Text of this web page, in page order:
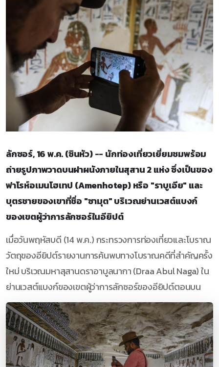
ลักซอร์, 16 พ.ค. (ซินหัว) -- นักท่องเที่ยวเยี่ยมชมพร้อม
ถ่ายรูปภาพวาดบนฝาผนังภายในสุสาน 2 แห่ง ซึ่งเป็นของ
ฟาโรห์อเมนโฮเทป (Amenhotep) หรือ "ราบูเอีย" และ
บุตรชายของเขาที่ชื่อ "ซามุต" บริเวณย่านเวสต์แบงก์
ของเขตผู้ว่าการลักซอร์ในอียิปต์
เมื่อวันพฤหัสบดี (14 พ.ค.) กระทรวงการท่องเที่ยวและโบราณ
วัตถุของอียิปต์รายงานการค้นพบทางโบราณคดีที่สำคัญครั้ง
ใหม่ บริเวณมหาสุสานดราอาบูลนากา (Draa Abul Naga) ใน
ย่านเวสต์แบงก์ของเขตผู้ว่าการลักซอร์ของอียิปต์ตอนบน